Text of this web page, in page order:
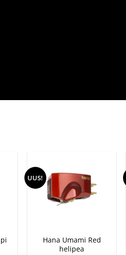
UUS!
Hana Umami Red
helipea